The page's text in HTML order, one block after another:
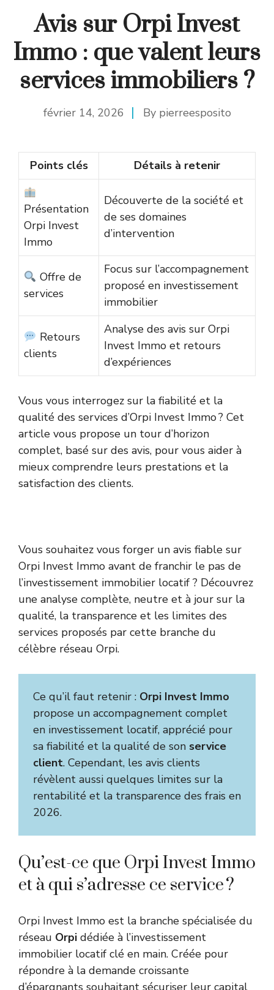
Avis sur Orpi Invest
Immo : que valent leurs
services immobiliers ?
février 14, 2026 By pierreesposito
Points clés Détails à retenir
Présentation
Orpi Invest
Immo
Découverte de la société et
de ses domaines
d’intervention
Offre de
services
Focus sur l’accompagnement
proposé en investissement
immobilier
Retours
clients
Analyse des avis sur Orpi
Invest Immo et retours
d’expériences
Vous vous interrogez sur la fiabilité et la
qualité des services d’Orpi Invest Immo ? Cet
article vous propose un tour d’horizon
complet, basé sur des avis, pour vous aider à
mieux comprendre leurs prestations et la
satisfaction des clients.
Vous souhaitez vous forger un avis fiable sur
Orpi Invest Immo avant de franchir le pas de
l’investissement immobilier locatif ? Découvrez
une analyse complète, neutre et à jour sur la
qualité, la transparence et les limites des
services proposés par cette branche du
célèbre réseau Orpi.
Ce qu’il faut retenir : Orpi Invest Immo
propose un accompagnement complet
en investissement locatif, apprécié pour
sa fiabilité et la qualité de son service
client. Cependant, les avis clients
révèlent aussi quelques limites sur la
rentabilité et la transparence des frais en
2026.
Qu’est-ce que Orpi Invest Immo
et à qui s’adresse ce service ?
Orpi Invest Immo est la branche spécialisée du
réseau Orpi dédiée à l’investissement
immobilier locatif clé en main. Créée pour
répondre à la demande croissante